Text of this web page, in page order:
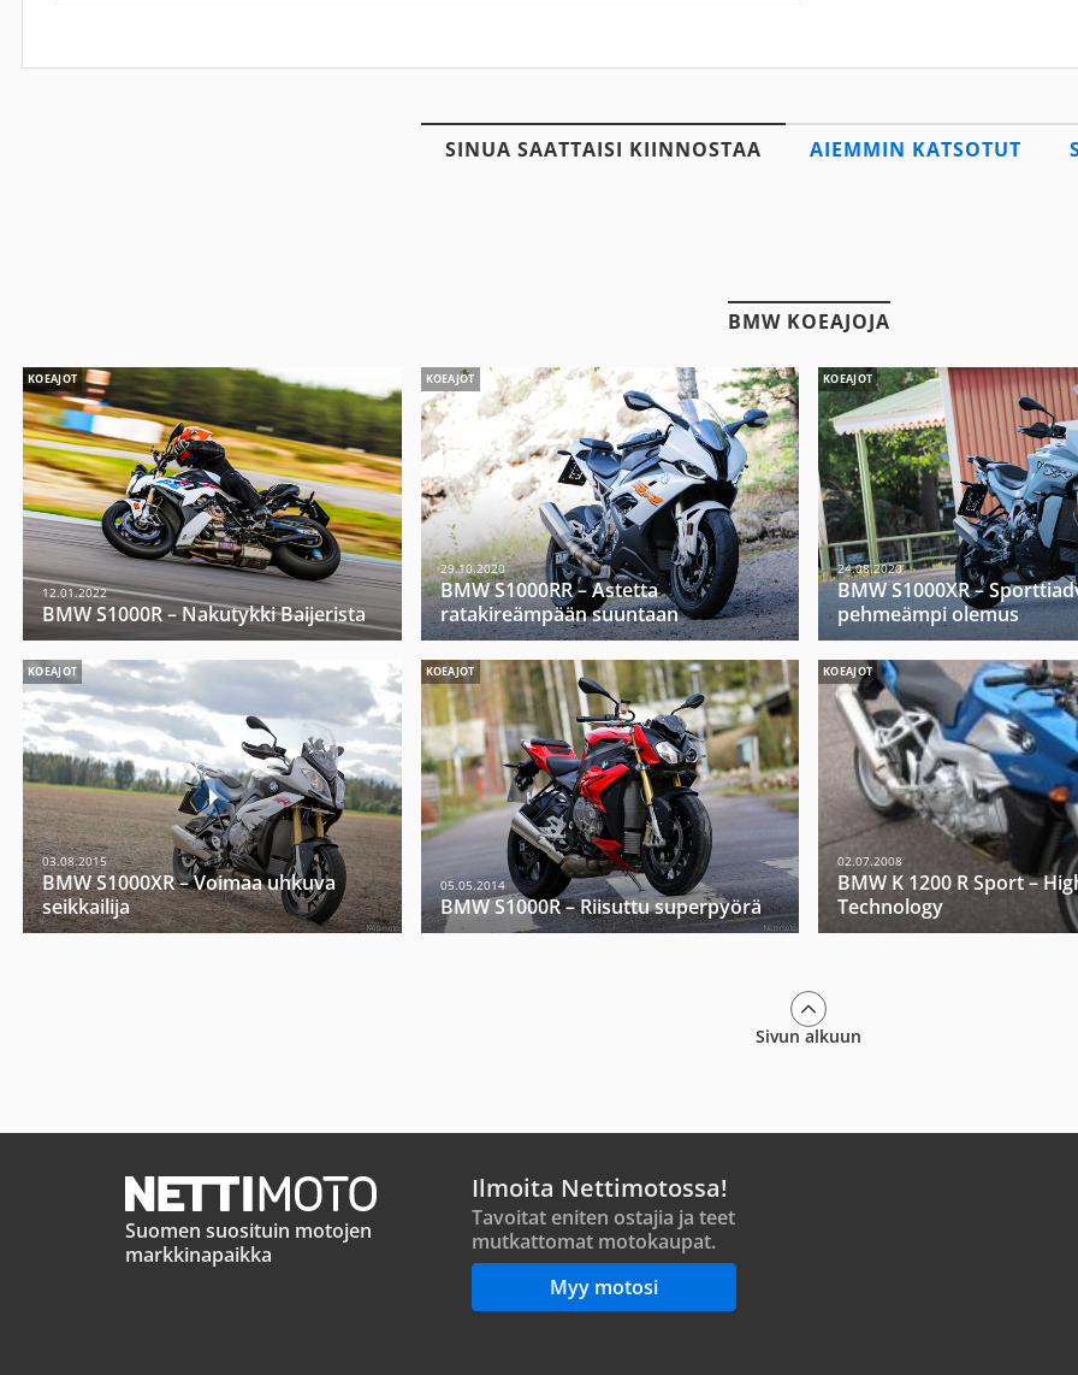
SINUA SAATTAISI KIINNOSTAA AIEMMIN KATSOTUT
BMW KOEAJOJA
KOEAJOT
12.01.2022
BMW S1000R – Nakutykki Baijerista
KOEAJOT
29.10.2020
BMW S1000RR – Astetta
ratakireämpään suuntaan
KOEAJOT
24.08.2020
BMW S1000XR –
pehmeämpi olemus
KOEAJOT
03.08.2015
BMW S1000XR – Voimaa uhkuva
seikkailija
KOEAJOT
05.05.2014
BMW S1000R – Riisuttu superpyörä
KOEAJOT
02.07.2008
BMW K 1200 R Sport –
Technology
Sivun alkuun
Suomen suosituin motojen
markkinapaikka
Ilmoita Nettimotossa!
Tavoitat eniten ostajia ja teet
mutkattomat motokaupat.
Myy motosi